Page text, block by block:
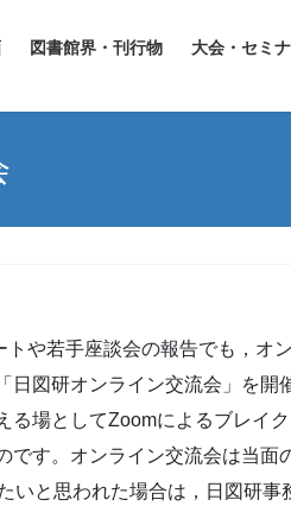
図書館界・刊行物 大会・セミ
や若手座談会の報告でも，オ
図研オンライン交流会」を開
場としてZoomによるブレイ
す。オンライン交流会は当面
と思われた場合は，日図研事